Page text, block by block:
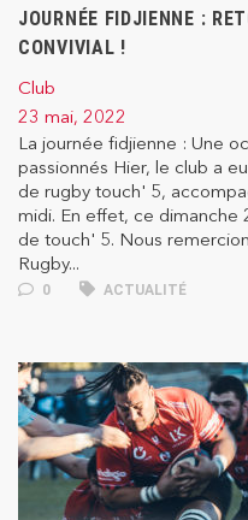
JOURNÉE FIDJIENNE :
CONVIVIAL !
Club
23 mai, 2022
La journée fidjienne : Une
passionnés Hier, le club a
de rugby touch' 5,
midi. En effet, ce dimanche
de touch' 5. Nous
Rugby...
0 ACTUALITÉ